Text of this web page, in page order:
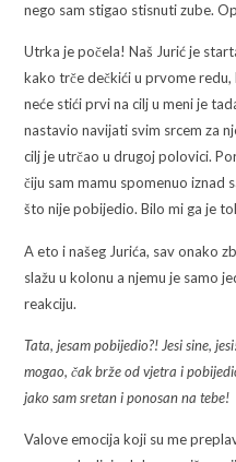
nego sam stigao stisnuti zube.
Utrka je počela! Naš Jurić je
kako trče dečkići u prvome
neće stići prvi na cilj u meni je
nastavio navijati svim srcem za
cilj je utrčao u drugoj polovici.
čiju sam mamu spomenuo iznad
što nije pobijedio. Bilo mi ga je
A eto i našeg Jurića, sav onako
slažu u kolonu a njemu je samo
reakciju.
Tata, jesam pobijedio?! Jesi sine,
mogao, čak brže od vjetra i
jako sam sretan i ponosan na tebe!
Valove emocija koji su me